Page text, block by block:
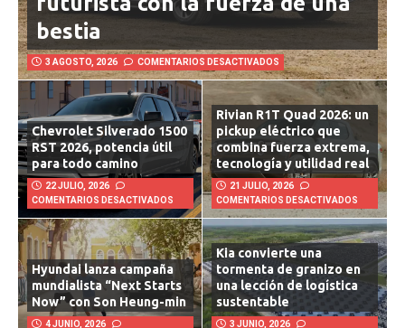
futurista con la fuerza de una
bestia
3 AGOSTO, 2026 COMENTARIOS DESACTIVADOS
Chevrolet Silverado 1500
RST 2026, potencia útil
para todo camino
22 JULIO, 2026
COMENTARIOS DESACTIVADOS
Rivian R1T Quad 2026: un
pickup eléctrico que
combina fuerza extrema,
tecnología y utilidad real
21 JULIO, 2026
COMENTARIOS DESACTIVADOS
Hyundai lanza campaña
mundialista “Next Starts
Now” con Son Heung-min
Kia convierte una
tormenta de granizo en
una lección de logística
sustentable